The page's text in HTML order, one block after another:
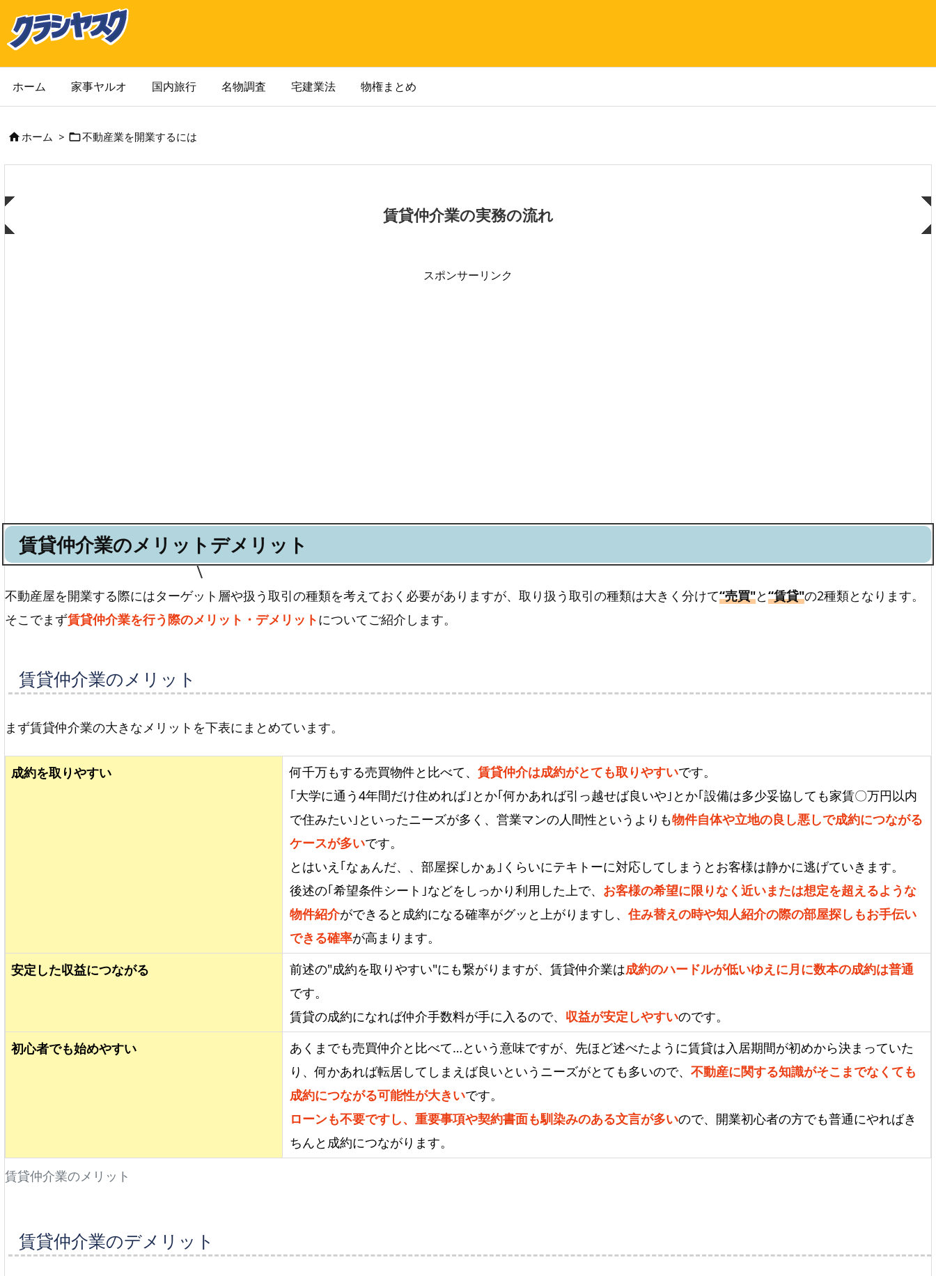
ホーム 家事ヤルオ 国内旅行 名物調査 宅建業法 物権まとめ
ホーム > 不動産業を開業するには
賃貸仲介業の実務の流れ
スポンサーリンク
賃貸仲介業のメリットデメリット
不動産屋を開業する際にはターゲット層や扱う取引の種類を考えておく必要がありますが、取り扱う取引の種類は大きく分けて“売買"と“賃貸"の2種類となります。
そこでまず賃貸仲介業を行う際のメリット・デメリットについてご紹介します。
賃貸仲介業のメリット
まず賃貸仲介業の大きなメリットを下表にまとめています。
賃貸仲介業のメリット
成約を取りやすい 何千万もする売買物件と比べて、 賃貸仲介は成約がとても取りやすいです。
｢大学に通う4年間だけ住めれば｣とか｢何かあれば引っ越せば良いや｣とか｢設備は多少妥協しても家賃〇万円以内
で住みたい｣といったニーズが多く、営業マンの人間性というよりも物件自体や立地の良し悪しで成約につながる
ケースが多いです。
とはいえ｢なぁんだ、、部屋探しかぁ｣くらいにテキトーに対応してしまうとお客様は静かに逃げていきます。
後述の｢希望条件シート｣などをしっかり利用した上で、 お客様の希望に限りなく近いまたは想定を超えるような
物件紹介ができると成約になる確率がグッと上がりますし、住み替えの時や知人紹介の際の部屋探しもお手伝い
できる確率が高まります。
安定した収益につながる
前述の"成約を取りやすい"にも繋がりますが、賃貸仲介業は成約のハードルが低いゆえに月に数本の成約は普通
です。
賃貸の成約になれば仲介手数料が手に入るので、 収益が安定しやすいのです。
初心者でも始めやすい
あくまでも売買仲介と比べて…という意味ですが、先ほど述べたように賃貸は入居期間が初めから決まっていた
り、何かあれば転居してしまえば良いというニーズがとても多いので、 不動産に関する知識がそこまでなくても
成約につながる可能性が大きいです。
ローンも不要ですし、重要事項や契約書面も馴染みのある文言が多いので、開業初心者の方でも普通にやればき
ちんと成約につながります。
賃貸仲介業のデメリット